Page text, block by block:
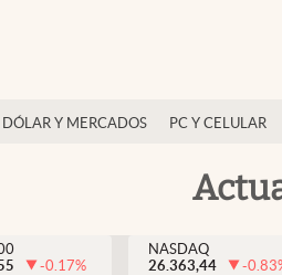
DÓLAR Y MERCADOS PC Y CELULAR
-0.17%
NASDAQ
26.363,44
-0.83